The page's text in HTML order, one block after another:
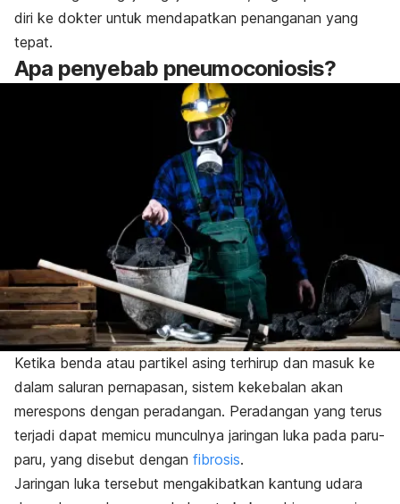
diri ke dokter untuk mendapatkan penanganan yang
tepat.
Apa penyebab pneumoconiosis?
Ketika benda atau partikel asing terhirup dan masuk ke
dalam saluran pernapasan, sistem kekebalan akan
merespons dengan peradangan. Peradangan yang terus
terjadi dapat memicu munculnya jaringan luka pada paru-
paru, yang disebut dengan fibrosis.
Jaringan luka tersebut mengakibatkan kantung udara